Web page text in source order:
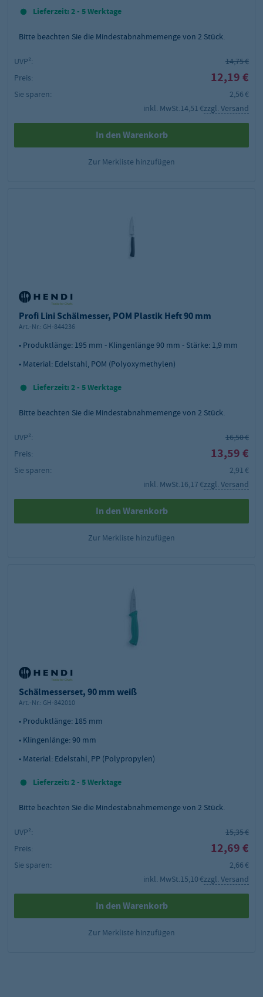
Lieferzeit: 2 - 5 Werktage
Bitte beachten Sie die Mindestabnahmemenge von 2 Stück.
UVP²:
14,75 €
Preis:
12,19 €
Sie sparen:
2,56 €
inkl. MwSt.14,51 €zzgl. Versand
In den Warenkorb
Zur Merkliste hinzufügen
Profi Lini Schälmesser, POM Plastik Heft 90 mm
Art.-Nr.: GH-844236
• Produktlänge: 195 mm - Klingenlänge 90 mm - Stärke: 1,9 mm
• Material: Edelstahl, POM (Polyoxymethylen)
Lieferzeit: 2 - 5 Werktage
Bitte beachten Sie die Mindestabnahmemenge von 2 Stück.
UVP²:
16,50 €
Preis:
13,59 €
Sie sparen:
2,91 €
inkl. MwSt.16,17 €zzgl. Versand
In den Warenkorb
Zur Merkliste hinzufügen
Schälmesserset, 90 mm weiß
Art.-Nr.: GH-842010
• Produktlänge: 185 mm
• Klingenlänge: 90 mm
• Material: Edelstahl, PP (Polypropylen)
Lieferzeit: 2 - 5 Werktage
Bitte beachten Sie die Mindestabnahmemenge von 2 Stück.
UVP²:
15,35 €
Preis:
12,69 €
Sie sparen:
2,66 €
inkl. MwSt.15,10 €zzgl. Versand
In den Warenkorb
Zur Merkliste hinzufügen